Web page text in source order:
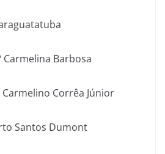
Carmelina Barbosa
Carmelino Corrêa Júnior
Santos Dumont